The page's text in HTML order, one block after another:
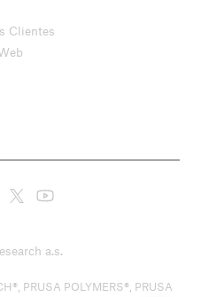
Clientes
a.s.
PRUSA POLYMERS®, PRUSA